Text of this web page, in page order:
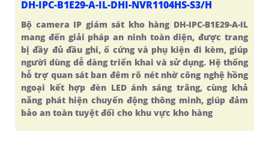
DH-IPC-B1E29-A-IL-DHI-NVR1104HS-S3/H
Bộ camera IP giám sát kho hàng DH-IPC-B1E29-A-IL
mang đến giải pháp an ninh toàn diện, được trang
bị đầy đủ đầu ghi, ổ cứng và phụ kiện đi kèm, giúp
người dùng dễ dàng triển khai và sử dụng. Hệ thống
hỗ trợ quan sát ban đêm rõ nét nhờ công nghệ hồng
ngoại kết hợp đèn LED ánh sáng trắng, cùng khả
năng phát hiện chuyển động thông minh, giúp đảm
bảo an toàn tuyệt đối cho khu vực kho hàng